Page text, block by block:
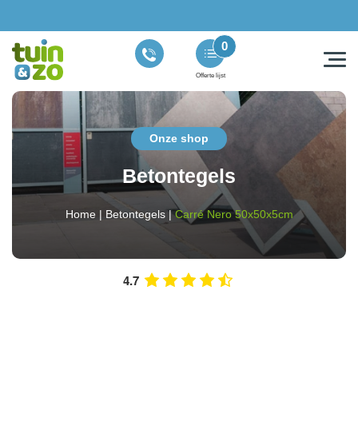
Offerte lijst
0
Onze shop
Betontegels
Home| Betontegels|Carré Nero 50x50x5cm
4.7